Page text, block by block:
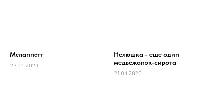
Меланнетт
23.04.2020
Нелюшка - еще один
медвежонок-сирота
21.04.2020